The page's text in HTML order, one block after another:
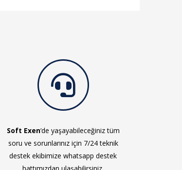
Soft Exen‘de yaşayabileceğiniz tüm
soru ve sorunlarınız için 7/24 teknik
destek ekibimize whatsapp destek